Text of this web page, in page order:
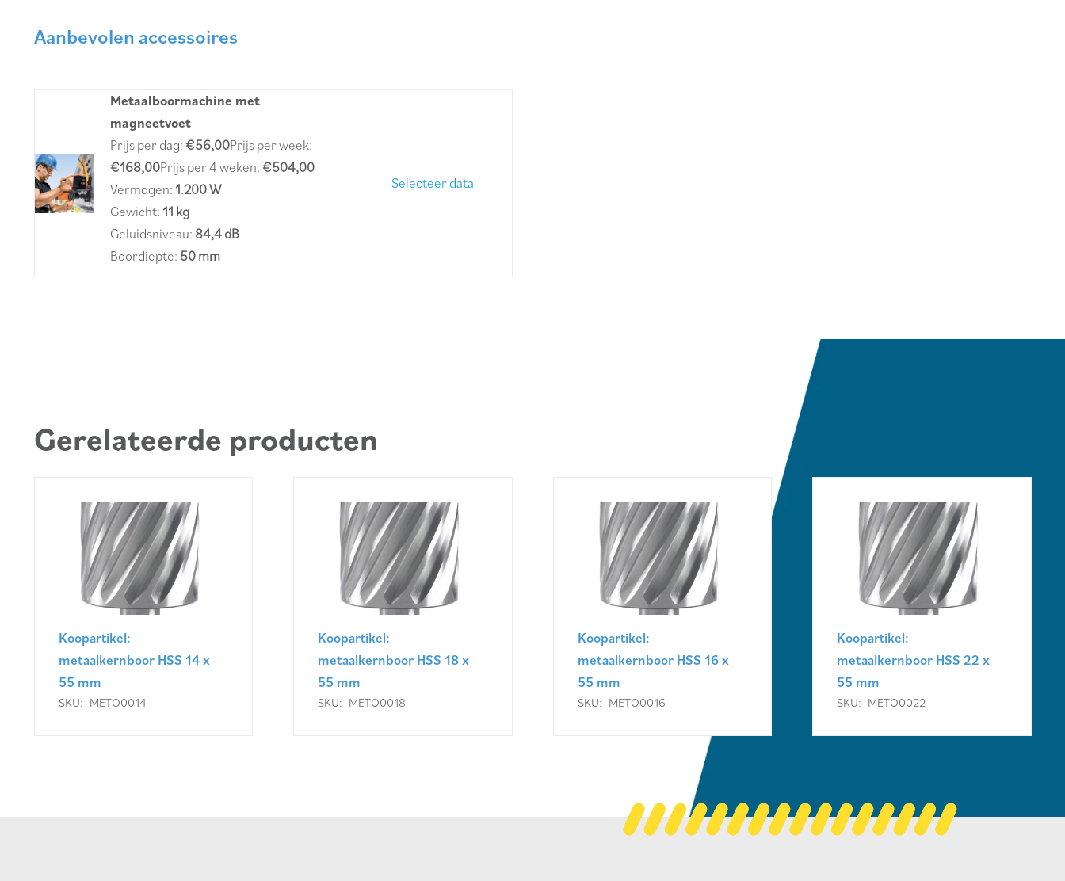
Aanbevolen accessoires
Metaalboormachine met
magneetvoet
Prijs per dag:€56,00Prijs per week:
€168,00Prijs per 4 weken:€504,00
Vermogen: 1.200 W
Gewicht: 11 kg
Geluidsniveau: 84,4 dB
Boordiepte: 50 mm
Selecteer data
Gerelateerde producten
Koopartikel:
metaalkernboor HSS 14 x
55 mm
SKU: METO0014
Koopartikel:
metaalkernboor HSS 18 x
55 mm
SKU: METO0018
Koopartikel:
metaalkernboor HSS 16 x
55 mm
SKU: METO0016
Koopartikel:
metaalkernboor HSS 22 x
55 mm
SKU: METO0022